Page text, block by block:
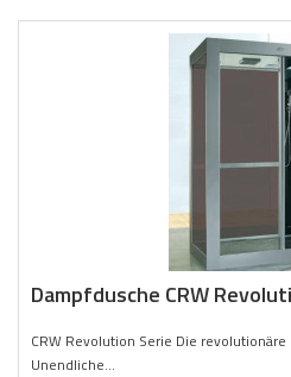
Dampfdusche CRW
CRW Revolution Serie Die
Unendliche...